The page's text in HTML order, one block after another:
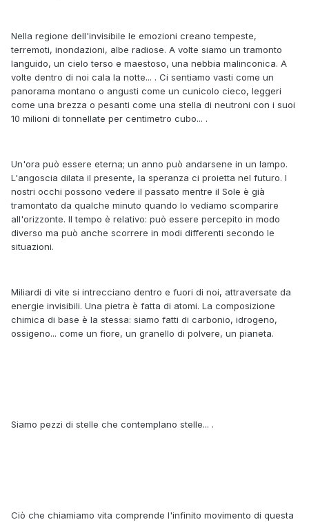
Nella regione dell'invisibile le emozioni creano tempeste,
terremoti, inondazioni, albe radiose. A volte siamo un tramonto
languido, un cielo terso e maestoso, una nebbia malinconica. A
volte dentro di noi cala la notte... . Ci sentiamo vasti come un
panorama montano o angusti come un cunicolo cieco, leggeri
come una brezza o pesanti come una stella di neutroni con i suoi
10 milioni di tonnellate per centimetro cubo... .
Un'ora può essere eterna; un anno può andarsene in un lampo.
L'angoscia dilata il presente, la speranza ci proietta nel futuro. I
nostri occhi possono vedere il passato mentre il Sole è già
tramontato da qualche minuto quando lo vediamo scomparire
all'orizzonte. Il tempo è relativo: può essere percepito in modo
diverso ma può anche scorrere in modi differenti secondo le
situazioni.
Miliardi di vite si intrecciano dentro e fuori di noi, attraversate da
energie invisibili. Una pietra è fatta di atomi. La composizione
chimica di base è la stessa: siamo fatti di carbonio, idrogeno,
ossigeno... come un fiore, un granello di polvere, un pianeta.
Siamo pezzi di stelle che contemplano stelle... .
Ciò che chiamiamo vita comprende l'infinito movimento di questa